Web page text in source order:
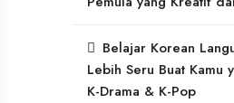
Belajar Korean
Lebih Seru Buat Kamu
K-Drama & K-Pop